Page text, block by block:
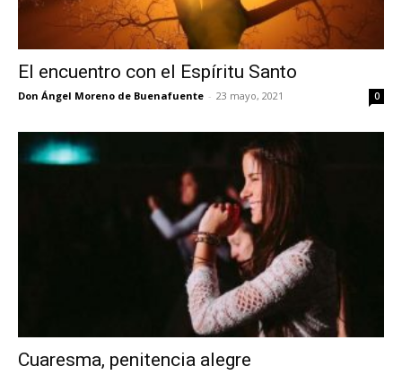
El encuentro con el Espíritu Santo
Don Ángel Moreno de Buenafuente - 23 mayo, 2021 0
Cuaresma, penitencia alegre